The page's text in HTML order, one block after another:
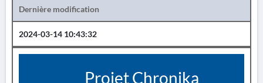
Dernière modification
2024-03-14 10:43:32
Projet Chronika